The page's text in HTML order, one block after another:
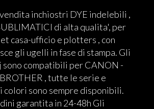
inchiostri DYE indelebili ,
di alta qualita', per
casa-ufficio e plotters , con
gli ugelli in fase di stampa. Gli
compatibili per CANON -
, tutte le serie e
colori sono sempre disponibili.
garantita in 24-48h Gli